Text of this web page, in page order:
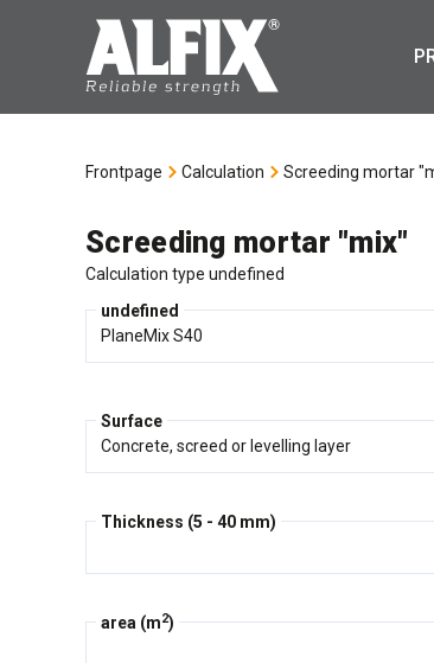
Frontpage Calculation Screeding mortar
Screeding mortar "mix"
Calculation type undefined
undefined
Surface
Thickness (5 - 40 mm)
area (m2)